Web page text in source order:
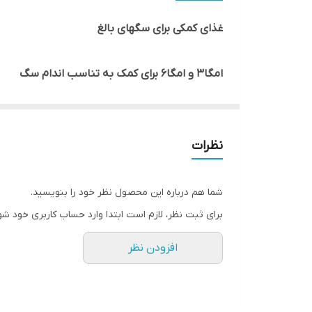
انقضا
غذای کمکی برای سگهای بالغ
امگا3 و امگا6 برای کمک به تناسب اندام سگ
حفظ سلامت و تقویت دندان ها و استخوان ها
بدون رنگ و طعم دهنده های مصنوعی
نظرات
شما هم درباره این محصول نظر خود را بنویسید.
برای ثبت نظر، لازم است ابتدا وارد حساب کاربری خود
افزودن نظر